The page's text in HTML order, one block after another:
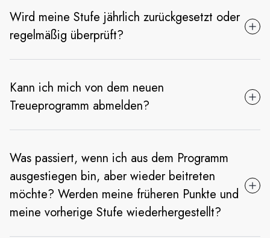
Wird meine Stufe jährlich zurückgesetzt oder
regelmäßig überprüft?
Kann ich mich von dem neuen
Treueprogramm abmelden?
Was passiert, wenn ich aus dem Programm
ausgestiegen bin, aber wieder beitreten
möchte? Werden meine früheren Punkte und
meine vorherige Stufe wiederhergestellt?